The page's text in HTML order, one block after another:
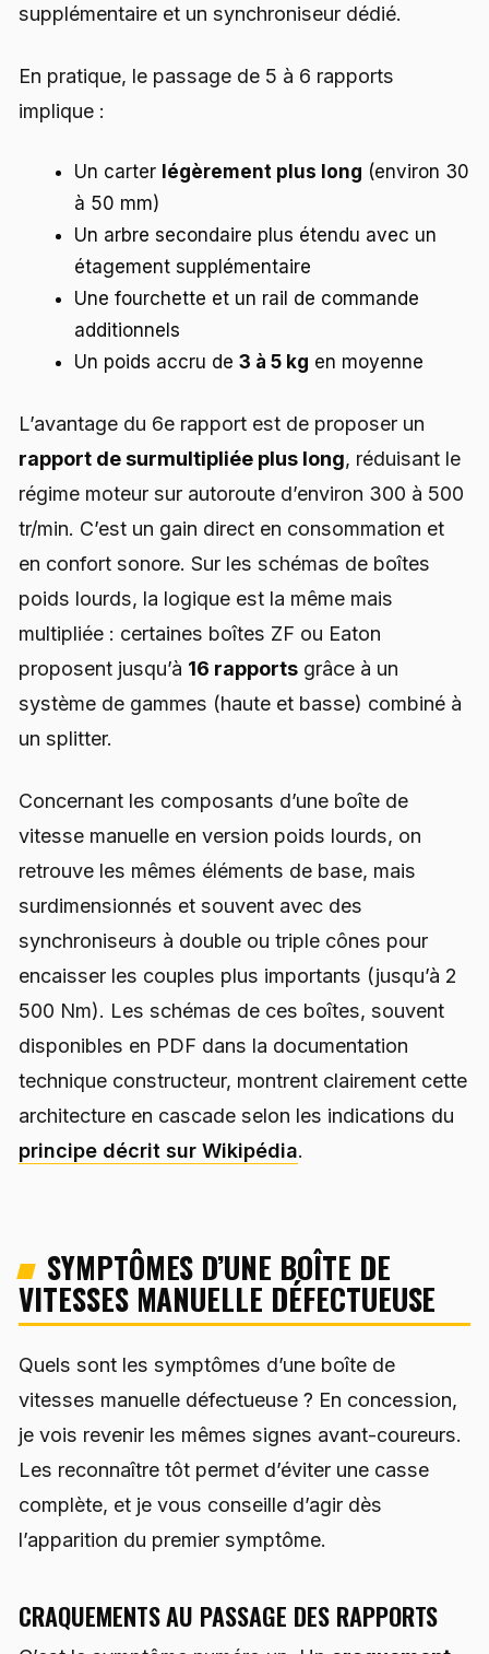
supplémentaire et un synchroniseur dédié.
En pratique, le passage de 5 à 6 rapports
implique :
Un carter légèrement plus long (environ 30
à 50 mm)
Un arbre secondaire plus étendu avec un
étagement supplémentaire
Une fourchette et un rail de commande
additionnels
Un poids accru de 3 à 5 kg en moyenne
L’avantage du 6e rapport est de proposer un
rapport de surmultipliée plus long, réduisant le
régime moteur sur autoroute d’environ 300 à 500
tr/min. C’est un gain direct en consommation et
en confort sonore. Sur les schémas de boîtes
poids lourds, la logique est la même mais
multipliée : certaines boîtes ZF ou Eaton
proposent jusqu’à 16 rapports grâce à un
système de gammes (haute et basse) combiné à
un splitter.
Concernant les composants d’une boîte de
vitesse manuelle en version poids lourds, on
retrouve les mêmes éléments de base, mais
surdimensionnés et souvent avec des
synchroniseurs à double ou triple cônes pour
encaisser les couples plus importants (jusqu’à 2
500 Nm). Les schémas de ces boîtes, souvent
disponibles en PDF dans la documentation
technique constructeur, montrent clairement cette
architecture en cascade selon les indications du
principe décrit sur Wikipédia.
SYMPTÔMES D’UNE BOÎTE DE
VITESSES MANUELLE DÉFECTUEUSE
Quels sont les symptômes d’une boîte de
vitesses manuelle défectueuse ? En concession,
je vois revenir les mêmes signes avant-coureurs.
Les reconnaître tôt permet d’éviter une casse
complète, et je vous conseille d’agir dès
l’apparition du premier symptôme.
CRAQUEMENTS AU PASSAGE DES RAPPORTS